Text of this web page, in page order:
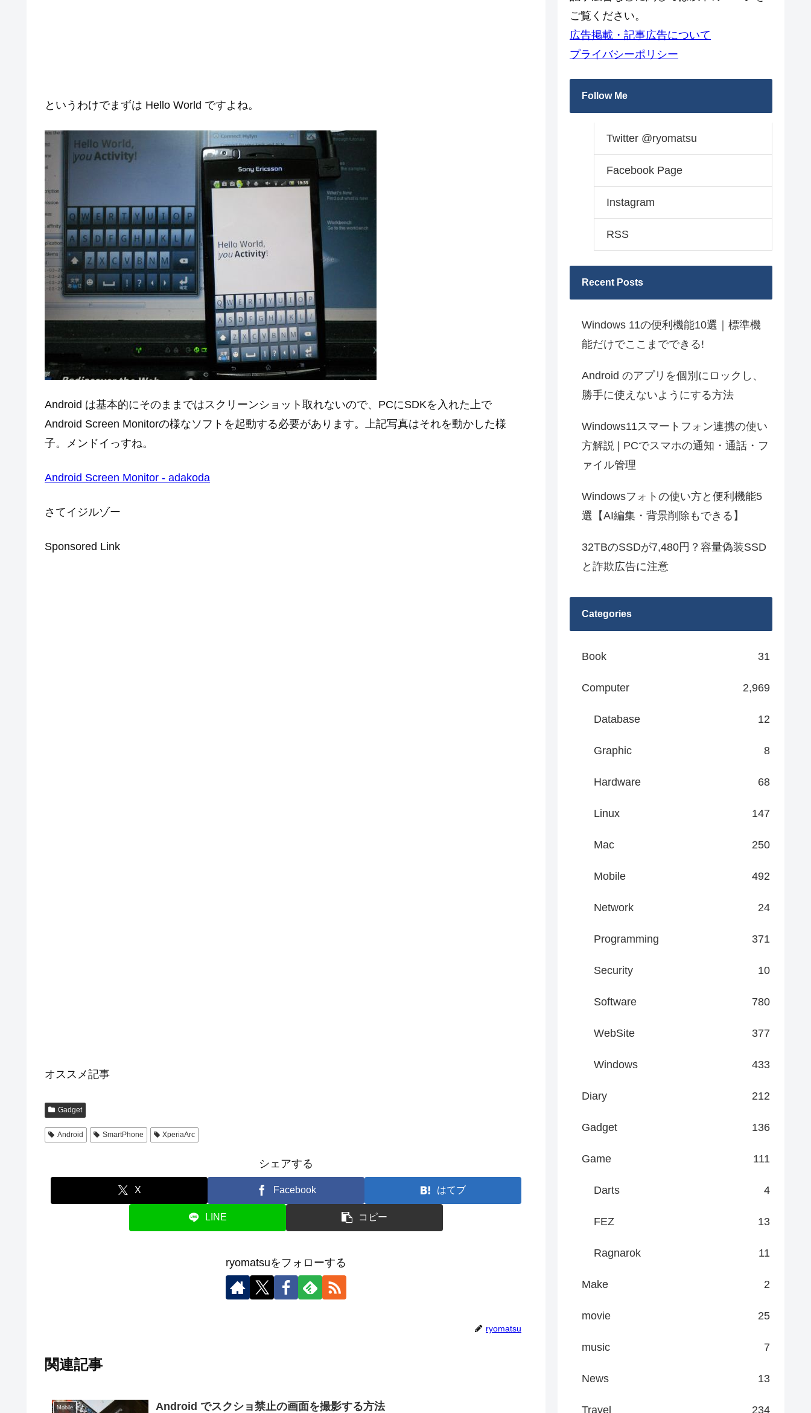
というわけでまずは Hello World ですよね。
Android は基本的にそのままではスクリーンショット取れないので、PCにSDKを入れた上で
Android Screen Monitorの様なソフトを起動する必要があります。上記写真はそれを動かした様
子。メンドイっすね。
Android Screen Monitor - adakoda
さてイジルゾー
Sponsored Link
オススメ記事
Gadget
Android SmartPhone XperiaArc
シェアする
X Facebook はてブ
LINE コピー
ryomatsuをフォローする
ryomatsu
関連記事
Mobile Android でスクショ禁止の画面を撮影する方法
ご覧ください。
広告掲載・記事広告について
プライバシーポリシー
Follow Me
Twitter @ryomatsu
Facebook Page
Instagram
RSS
Recent Posts
Windows 11の便利機能10選｜標準機
能だけでここまでできる!
Android のアプリを個別にロックし、
勝手に使えないようにする方法
Windows11スマートフォン連携の使い
方解説 | PCでスマホの通知・通話・フ
ァイル管理
Windowsフォトの使い方と便利機能5
選【AI編集・背景削除もできる】
32TBのSSDが7,480円？容量偽装SSD
と詐欺広告に注意
Categories
Book 31
Computer 2,969
Database 12
Graphic 8
Hardware 68
Linux 147
Mac 250
Mobile 492
Network 24
Programming 371
Security 10
Software 780
WebSite 377
Windows 433
Diary 212
Gadget 136
Game 111
Darts 4
FEZ 13
Ragnarok 11
Make 2
movie 25
music 7
News 13
Travel 234